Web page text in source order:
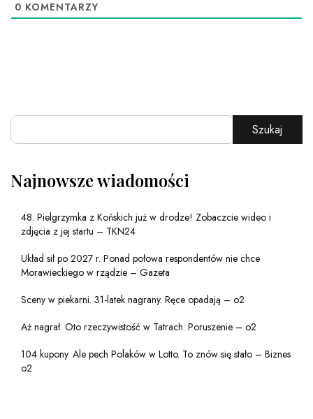
0 KOMENTARZY
Szukaj
Najnowsze wiadomości
48. Pielgrzymka z Końskich już w drodze! Zobaczcie wideo i
zdjęcia z jej startu – TKN24
Układ sił po 2027 r. Ponad połowa respondentów nie chce
Morawieckiego w rządzie – Gazeta
Sceny w piekarni. 31-latek nagrany. Ręce opadają – o2
Aż nagrał. Oto rzeczywistość w Tatrach. Poruszenie – o2
104 kupony. Ale pech Polaków w Lotto. To znów się stało – Biznes
o2